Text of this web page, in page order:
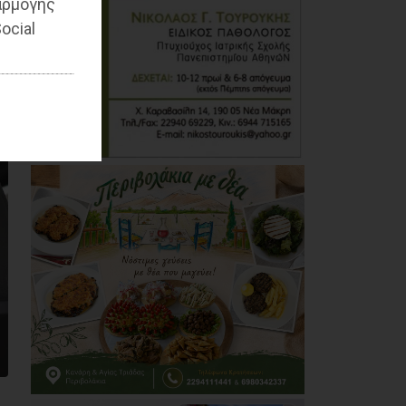
Κέντρο Υγείας Νέας
Μάκρης: Το
φυσικοθεραπευτήριο
πρόκειται να
επαναλειτουργήσει
στο άμεσο μέλλον
07/08/2026
Μάτι σε πολεοδομική
κάτοικοι
οργανώνονται
07/08/2026